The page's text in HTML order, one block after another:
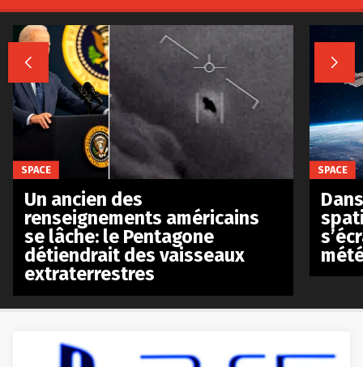
 
SPACE
Un ancien des
renseignements américains
se lâche: le Pentagone
détiendrait des vaisseaux
extraterrestres
SPACE